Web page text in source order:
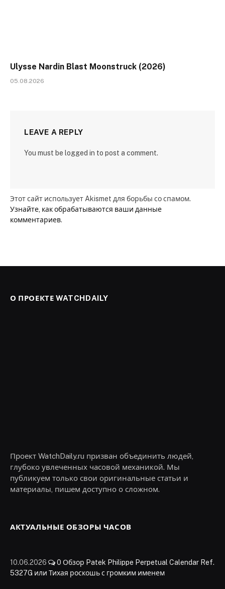
Ulysse Nardin Blast Moonstruck (2026)
05.08.2026
LEAVE A REPLY
You must be logged in to post a comment.
Этот сайт использует Akismet для борьбы со спамом.
Узнайте, как обрабатываются ваши данные
комментариев.
О ПРОЕКТЕ WATCHDAILY
Проект WatchDaily.ru призван объединить людей,
глубоко увлеченных часовой механикой. Мы
публикуем только свои оригинальные статьи и
материалы, пишем доступно о сложном.
АКТУАЛЬНЫЕ ОБЗОРЫ ЧАСОВ
10.06.2026 0 Обзор Patek Philippe Perpetual Calendar Ref.
5327G или Тихая роскошь с громким именем